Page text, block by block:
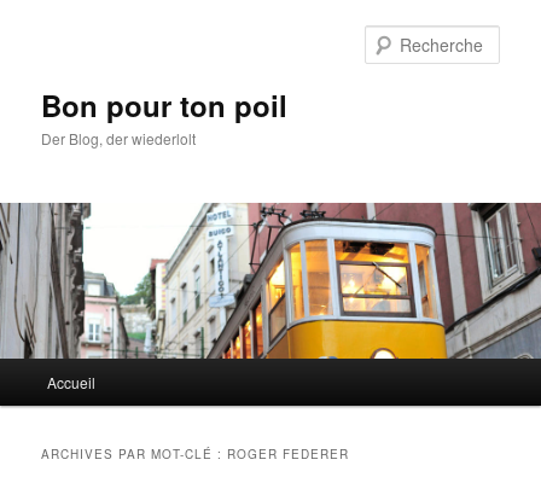
Bon pour ton poil
Der Blog, der wiederlolt
principal
Accueil
ARCHIVES PAR MOT-CLÉ : ROGER FEDERER